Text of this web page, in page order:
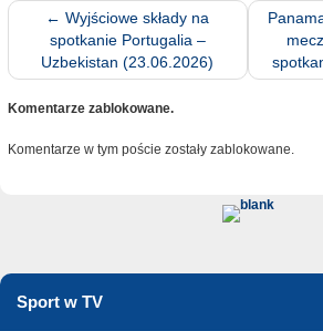
← Wyjściowe składy na
spotkanie Portugalia –
Uzbekistan (23.06.2026)
Komentarze zablokowane.
Komentarze w tym poście zostały zablokowane.
Sport w TV